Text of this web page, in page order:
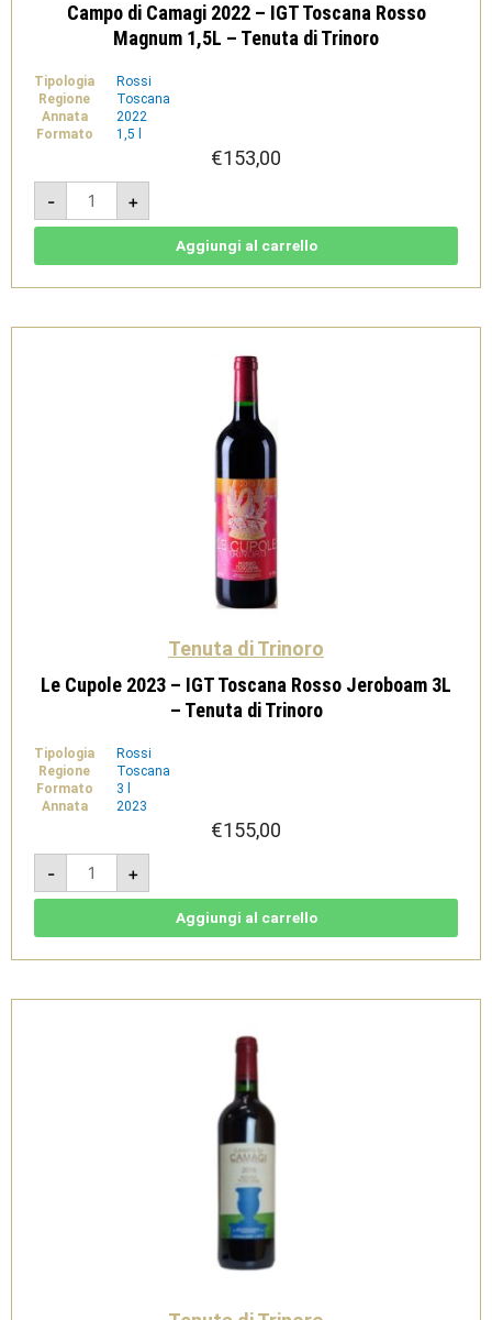
Campo di Camagi 2022 – IGT Toscana Rosso
Magnum 1,5L – Tenuta di Trinoro
Tipologia
Rossi
Regione
Toscana
Annata
2022
Formato
1,5 l
€153,00
-
Campo
Camagi
2022
Rosso
-
+
Aggiungi al carrello
Tenuta di Trinoro
Le Cupole 2023 – IGT Toscana Rosso Jeroboam 3L
– Tenuta di Trinoro
Tipologia
Rossi
Regione
Toscana
Formato
3 l
Annata
2023
€155,00
-
Le
Cupole
2023
-
Jeroboam
Tenuta
+
Aggiungi al carrello